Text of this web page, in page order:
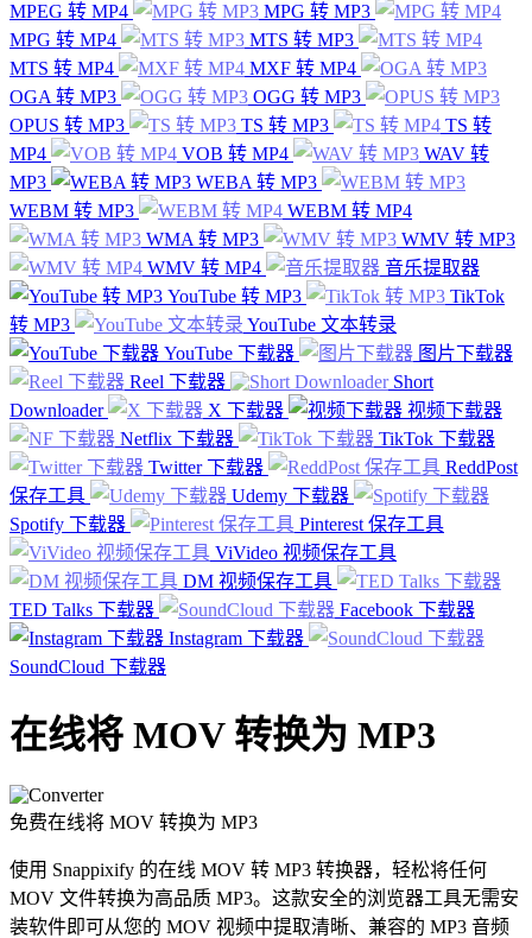
MPEG 转 MP4
MPG 转 MP3
MPG 转 MP4
MTS 转 MP3
MTS 转 MP4
MXF 转 MP4
OGA 转 MP3
OGG 转 MP3
OPUS 转 MP3
TS 转 MP3
TS 转
MP4
VOB 转 MP4
WAV 转
MP3
WEBA 转 MP3
WEBM 转 MP3
WEBM 转 MP4
WMA 转 MP3
WMV 转 MP3
WMV 转 MP4
音乐提取器
YouTube 转 MP3
TikTok
转 MP3
YouTube 文本转录
YouTube 下载器
图片下载器
Reel 下载器
Short
Downloader
X 下载器
视频下载器
Netflix 下载器
TikTok 下载器
Twitter 下载器
ReddPost
保存工具
Udemy 下载器
Spotify 下载器
Pinterest 保存工具
ViVideo 视频保存工具
DM 视频保存工具
TED Talks 下载器
Facebook 下载器
Instagram 下载器
SoundCloud 下载器
在线将 MOV 转换为 MP3
免费在线将 MOV 转换为 MP3
使用 Snappixify 的在线 MOV 转 MP3 转换器，轻松将任何
MOV 文件转换为高品质 MP3。这款安全的浏览器工具无需安
装软件即可从您的 MOV 视频中提取清晰、兼容的 MP3 音频